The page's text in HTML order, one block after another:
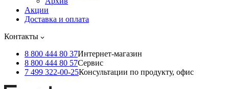
Акции
Доставка и оплата
Контакты
8 800 444 80 37Интернет-магазин
8 800 444 80 57Сервис
7 499 322-00-25Консультации по продукту, офис